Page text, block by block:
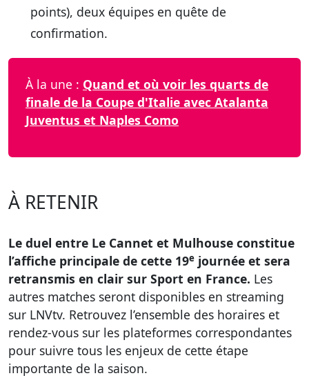
points), deux équipes en quête de
confirmation.
À la une : Quand et où voir les quarts de
finale de la Coupe d'Italie avec Atalanta
Juventus et Naples Como
À RETENIR
Le duel entre Le Cannet et Mulhouse constitue
l’affiche principale de cette 19e journée et sera
retransmis en clair sur Sport en France. Les
autres matches seront disponibles en streaming
sur LNVtv. Retrouvez l’ensemble des horaires et
rendez-vous sur les plateformes correspondantes
pour suivre tous les enjeux de cette étape
importante de la saison.